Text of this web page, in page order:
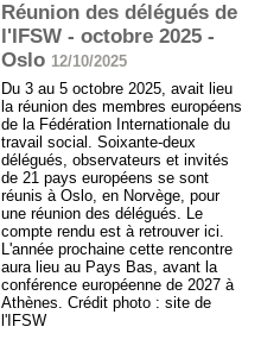
Réunion des délégués de
l'IFSW - octobre 2025 -
Oslo 12/10/2025
Du 3 au 5 octobre 2025, avait lieu
la réunion des membres européens
de la Fédération Internationale du
travail social. Soixante-deux
délégués, observateurs et invités
de 21 pays européens se sont
réunis à Oslo, en Norvège, pour
une réunion des délégués. Le
compte rendu est à retrouver ici.
L'année prochaine cette rencontre
aura lieu au Pays Bas, avant la
conférence européenne de 2027 à
Athènes. Crédit photo : site de
l'IFSW